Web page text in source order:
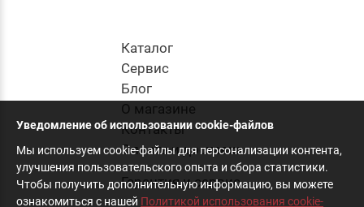
Каталог
Cервис
Блог
О магазине
Контакты
Оплата и доставка
Гарантия и сервис
Уведомление об использовании cookie-файлов
Мы используем cookie-файлы для персонализации контента,
улучшения пользовательского опыта и сбора статистики.
Чтобы получить дополнительную информацию, вы можете
ознакомиться с нашей Политикой использования cookie-